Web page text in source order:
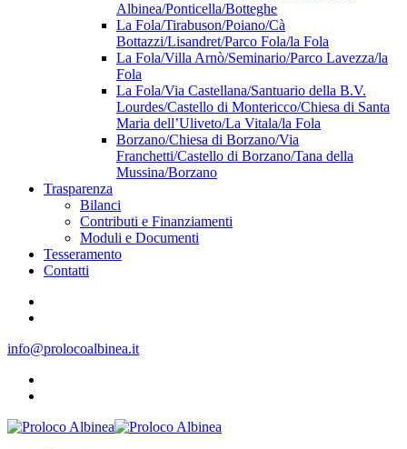
Albinea/Ponticella/Botteghe
La Fola/Tirabuson/Poiano/Cà
Bottazzi/Lisandret/Parco Fola/la Fola
La Fola/Villa Arnò/Seminario/Parco Lavezza/la
Fola
La Fola/Via Castellana/Santuario della B.V.
Lourdes/Castello di Montericco/Chiesa di Santa
Maria dell’Uliveto/La Vitala/la Fola
Borzano/Chiesa di Borzano/Via
Franchetti/Castello di Borzano/Tana della
Mussina/Borzano
Trasparenza
Bilanci
Contributi e Finanziamenti
Moduli e Documenti
Tesseramento
Contatti
info@prolocoalbinea.it